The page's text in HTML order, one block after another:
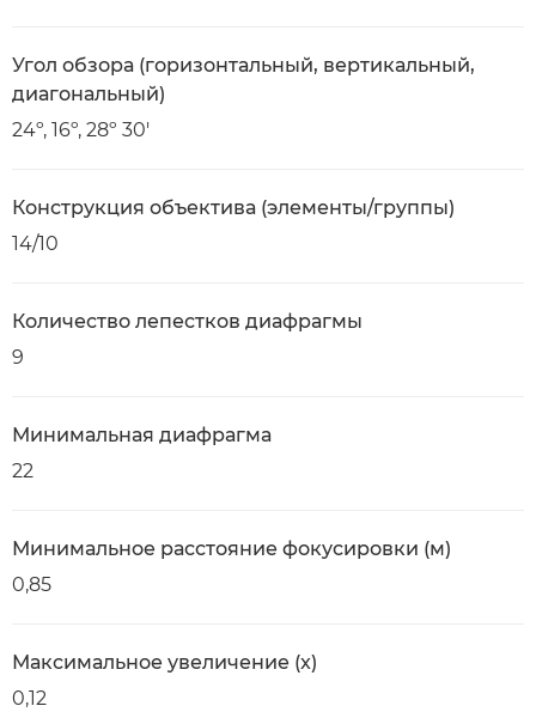
Угол обзора (горизонтальный, вертикальный,
диагональный)
24º, 16º, 28º 30'
Конструкция объектива (элементы/группы)
14/10
Количество лепестков диафрагмы
9
Минимальная диафрагма
22
Минимальное расстояние фокусировки (м)
0,85
Максимальное увеличение (x)
0,12